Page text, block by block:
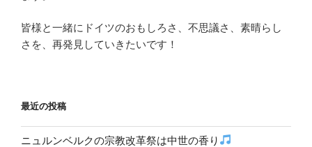
皆様と一緒にドイツのおもしろさ、不思議さ、素晴らし
さを、再発見していきたいです！
最近の投稿
ニュルンベルクの宗教改革祭は中世の香り